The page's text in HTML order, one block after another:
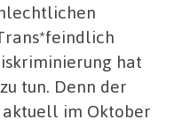
hat
tun. Denn der
im Oktober